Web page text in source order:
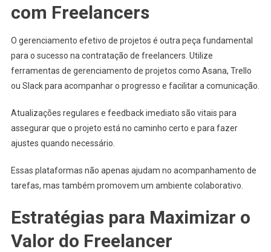
com Freelancers
O gerenciamento efetivo de projetos é outra peça fundamental
para o sucesso na contratação de freelancers. Utilize
ferramentas de gerenciamento de projetos como Asana, Trello
ou Slack para acompanhar o progresso e facilitar a comunicação.
Atualizações regulares e feedback imediato são vitais para
assegurar que o projeto está no caminho certo e para fazer
ajustes quando necessário.
Essas plataformas não apenas ajudam no acompanhamento de
tarefas, mas também promovem um ambiente colaborativo.
Estratégias para Maximizar o
Valor do Freelancer